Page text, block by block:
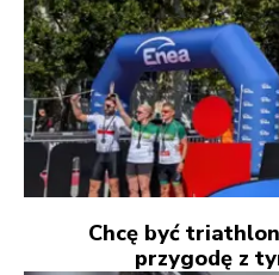
Chcę być
przygodę z